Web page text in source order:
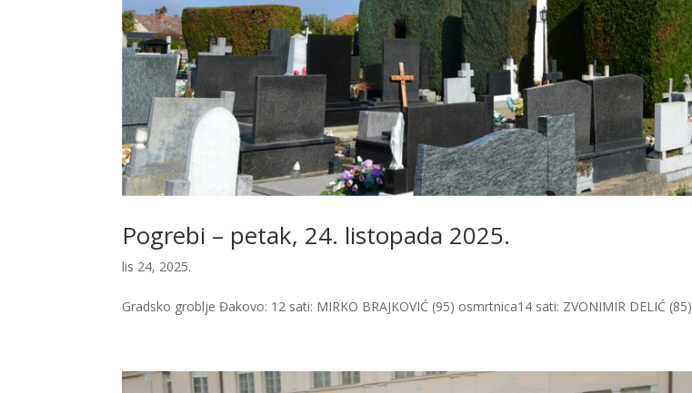
Pogrebi – petak, 24. listopada 2025.
lis 24, 2025.
Gradsko groblje Đakovo: 12 sati: MIRKO BRAJKOVIĆ (95) osmrtnica14 sati: ZVONIMIR DELIĆ (85)